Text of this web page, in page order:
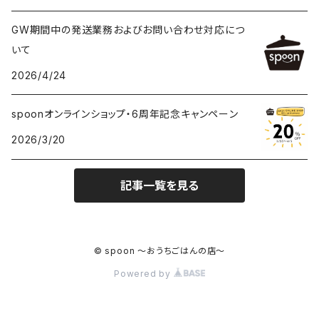
GW期間中の発送業務およびお問い合わせ対応につ
いて
2026/4/24
spoonオンラインショップ・6周年記念キャンペーン
2026/3/20
記事一覧を見る
© spoon ～おうちごはんの店～
Powered by